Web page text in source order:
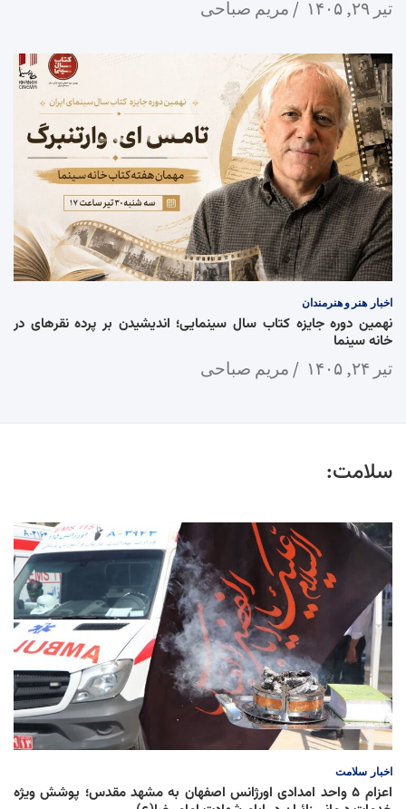
تیر ۲۹, ۱۴۰۵ مریم صباحی
اخبار هنر و هنرمندان
نهمین دوره جایزه کتاب سال سینمایی؛ اندیشیدن بر پرده نقرهای در
خانه سینما
تیر ۲۴, ۱۴۰۵ مریم صباحی
سلامت:
اخبار سلامت
اعزام ۵ واحد امدادی اورژانس اصفهان به مشهد مقدس؛ پوشش ویژه